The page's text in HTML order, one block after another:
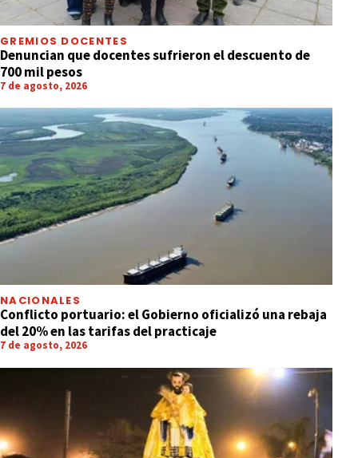
GREMIOS DOCENTES
Denuncian que docentes sufrieron el descuento de
700 mil pesos
7 de agosto, 2026
NACIONALES
Conflicto portuario: el Gobierno oficializó una rebaja
del 20% en las tarifas del practicaje
7 de agosto, 2026